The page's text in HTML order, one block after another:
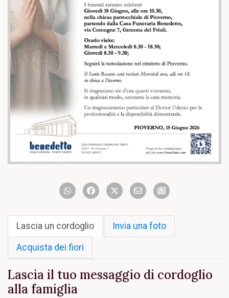
Lascia un cordoglio Invia una foto
Acquista dei fiori
Lascia il tuo messaggio di cordoglio
alla famiglia